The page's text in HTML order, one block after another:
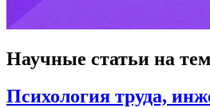
Научные статьи на
Психология труда,